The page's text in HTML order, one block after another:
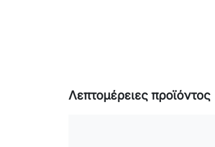
Λεπτομέρειες προϊόντος